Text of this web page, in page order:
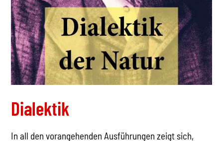
Dialektik
In all den vorangehenden Ausführungen zeigt sich,